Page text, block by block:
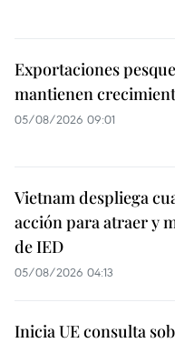
Exportaciones
mantienen
05/08/2026 09:01
Vietnam despliega
acción para atraer y
de IED
05/08/2026 04:13
Inicia UE consulta